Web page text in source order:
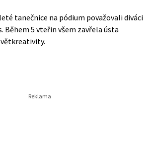
tanečnice na pódium považovali diváci
Během 5 vteřin všem zavřela ústa
.